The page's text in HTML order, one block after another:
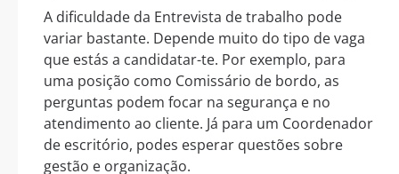
A dificuldade da Entrevista de trabalho pode
variar bastante. Depende muito do tipo de vaga
que estás a candidatar-te. Por exemplo, para
uma posição como Comissário de bordo, as
perguntas podem focar na segurança e no
atendimento ao cliente. Já para um Coordenador
de escritório, podes esperar questões sobre
gestão e organização.